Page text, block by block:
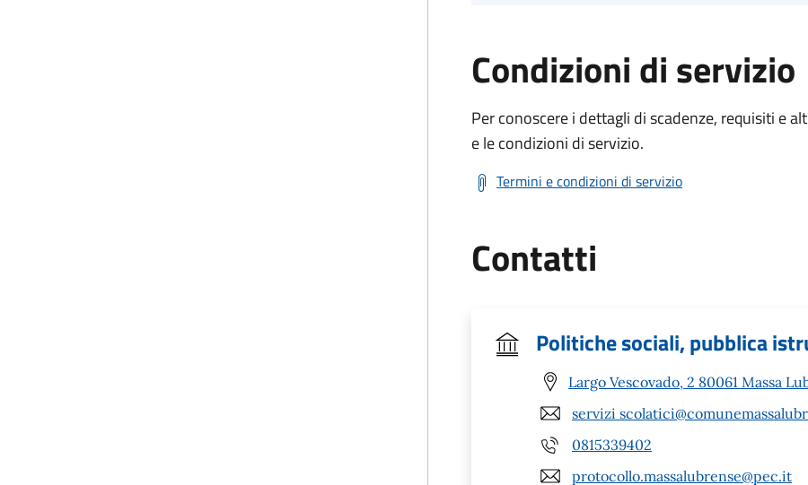
Condizioni di servizio
Per conoscere i dettagli di scadenze, requisiti e
e le condizioni di servizio.
Termini e condizioni di servizio
Contatti
Politiche sociali, pubblica
Largo Vescovado, 2 80061 Massa
servizi
0815339402
protocollo.massalubrense@pec.it